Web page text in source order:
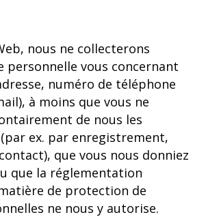
nous ne collecterons
personnelle vous concernant
numéro de téléphone
à moins que vous ne
de nous les
ex. par enregistrement,
que vous nous donniez
que la réglementation
de protection de
ne nous y autorise.